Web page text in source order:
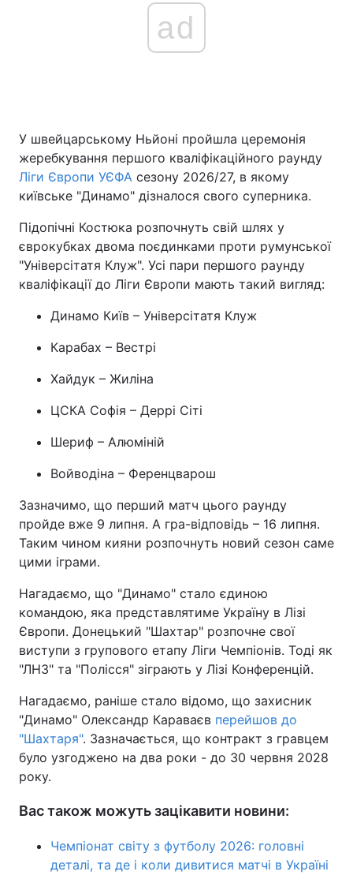
ad
У швейцарському Ньйоні пройшла церемонія
жеребкування першого кваліфікаційного раунду
Ліги Європи УЄФА сезону 2026/27, в якому
київське "Динамо" дізналося свого суперника.
Підопічні Костюка розпочнуть свій шлях у
єврокубках двома поєдинками проти румунської
"Універсітатя Клуж". Усі пари першого раунду
кваліфікації до Ліги Європи мають такий вигляд:
Динамо Київ – Універсітатя Клуж
Карабах – Вестрі
Хайдук – Жиліна
ЦСКА Софія – Деррі Сіті
Шериф – Алюміній
Войводіна – Ференцварош
Зазначимо, що перший матч цього раунду
пройде вже 9 липня. А гра-відповідь – 16 липня.
Таким чином кияни розпочнуть новий сезон саме
цими іграми.
Нагадаємо, що "Динамо" стало єдиною
командою, яка представлятиме Україну в Лізі
Європи. Донецький "Шахтар" розпочне свої
виступи з групового етапу Ліги Чемпіонів. Тоді як
"ЛНЗ" та "Полісся" зіграють у Лізі Конференцій.
Нагадаємо, раніше стало відомо, що захисник
"Динамо" Олександр Караваєв перейшов до
"Шахтаря". Зазначається, що контракт з гравцем
було узгоджено на два роки - до 30 червня 2028
року.
Вас також можуть зацікавити новини:
Чемпіонат світу з футболу 2026: головні
деталі, та де і коли дивитися матчі в Україні